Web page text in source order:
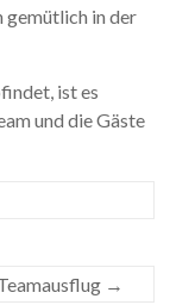
gemütlich in der
ist es
und die Gäste
→